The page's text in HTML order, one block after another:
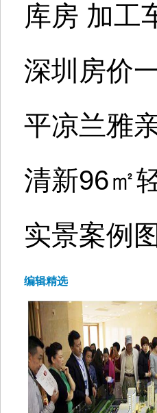
库房 加工
深圳房价
平凉兰雅
清新96㎡
实景案例
编辑精选